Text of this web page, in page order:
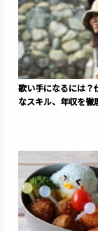
歌い手になるには？
なスキル、年収を徹